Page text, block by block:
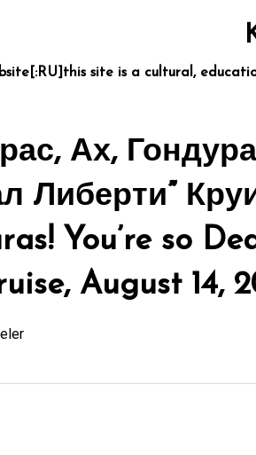
site is a cultural,
Ах,
Либерти”
You’re so
August 14,